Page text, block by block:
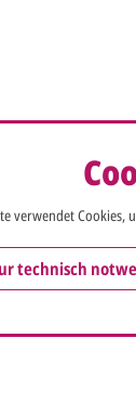
verwendet
technisch